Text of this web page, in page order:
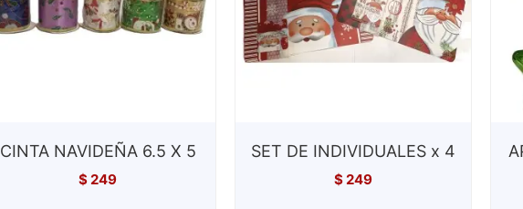
CINTA NAVIDEÑA 6.5 X 5
$249
SET DE INDIVIDUALES x 4
$249